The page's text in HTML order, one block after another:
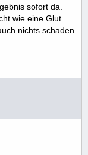
sofort da.
wie eine Glut
nichts schaden